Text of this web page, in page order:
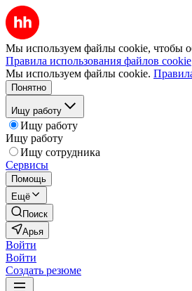
Мы используем файлы cookie, чтобы
Правила использования файлов cookie
Мы используем файлы cookie.
Понятно
Ищу работу
Ищу работу
Ищу работу
Ищу сотрудника
Сервисы
Помощь
Ещё
Поиск
Арья
Войти
Войти
Создать резюме